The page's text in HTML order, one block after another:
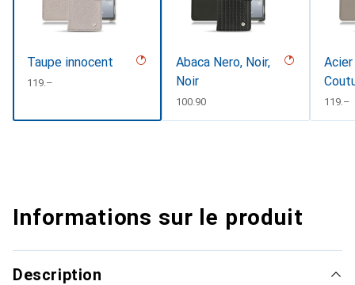
Taupe innocent
CHF
119.–
Abaca Nero, Noir,
Noir
CHF
100.90 CHF
119.–
Informations sur le produit
Description